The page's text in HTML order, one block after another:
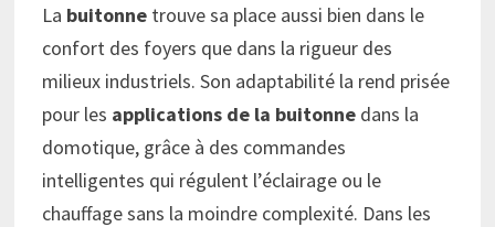
La buitonne trouve sa place aussi bien dans le
confort des foyers que dans la rigueur des
milieux industriels. Son adaptabilité la rend prisée
pour les applications de la buitonne dans la
domotique, grâce à des commandes
intelligentes qui régulent l’éclairage ou le
chauffage sans la moindre complexité. Dans les